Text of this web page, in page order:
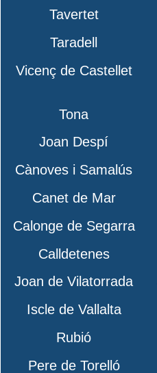
Tavertet
Taradell
Vicenç de Castellet
Tona
Joan Despí
Cànoves i Samalús
Canet de Mar
Calonge de Segarra
Calldetenes
Joan de Vilatorrada
Iscle de Vallalta
Rubió
Pere de Torelló